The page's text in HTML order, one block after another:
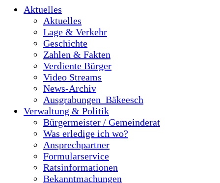
Aktuelles
Aktuelles
Lage & Verkehr
Geschichte
Zahlen & Fakten
Verdiente Bürger
Video Streams
News-Archiv
Ausgrabungen_Bäkeesch
Verwaltung & Politik
Bürgermeister / Gemeinderat
Was erledige ich wo?
Ansprechpartner
Formularservice
Ratsinformationen
Bekanntmachungen